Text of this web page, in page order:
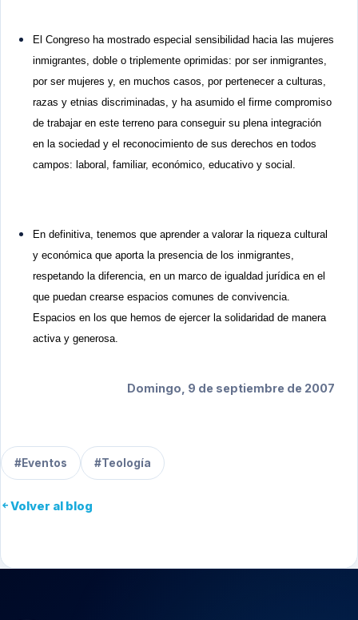
El Congreso ha mostrado especial sensibilidad hacia las mujeres
inmigrantes, doble o triplemente oprimidas: por ser inmigrantes,
por ser mujeres y, en muchos casos, por pertenecer a culturas,
razas y etnias discriminadas, y ha asumido el firme compromiso
de trabajar en este terreno para conseguir su plena integración
en la sociedad y el reconocimiento de sus derechos en todos
campos: laboral, familiar, económico, educativo y social.
En definitiva, tenemos que aprender a valorar la riqueza cultural
y económica que aporta la presencia de los inmigrantes,
respetando la diferencia, en un marco de igualdad jurídica en el
que puedan crearse espacios comunes de convivencia.
Espacios en los que hemos de ejercer la solidaridad de manera
activa y generosa.
Domingo, 9 de septiembre de 2007
#Eventos #Teología
Volver al blog